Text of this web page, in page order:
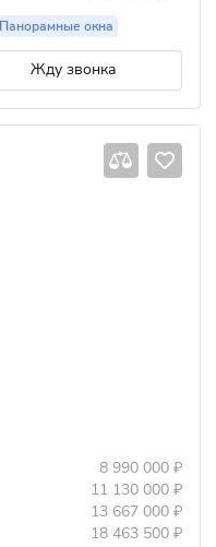
Панорамные окна
Жду звонка
8 990 000 ₽
11 130 000 ₽
13 667 000 ₽
18 463 500 ₽